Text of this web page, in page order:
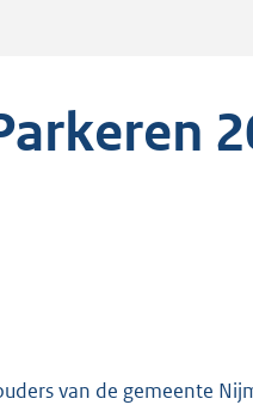
van de gemeente